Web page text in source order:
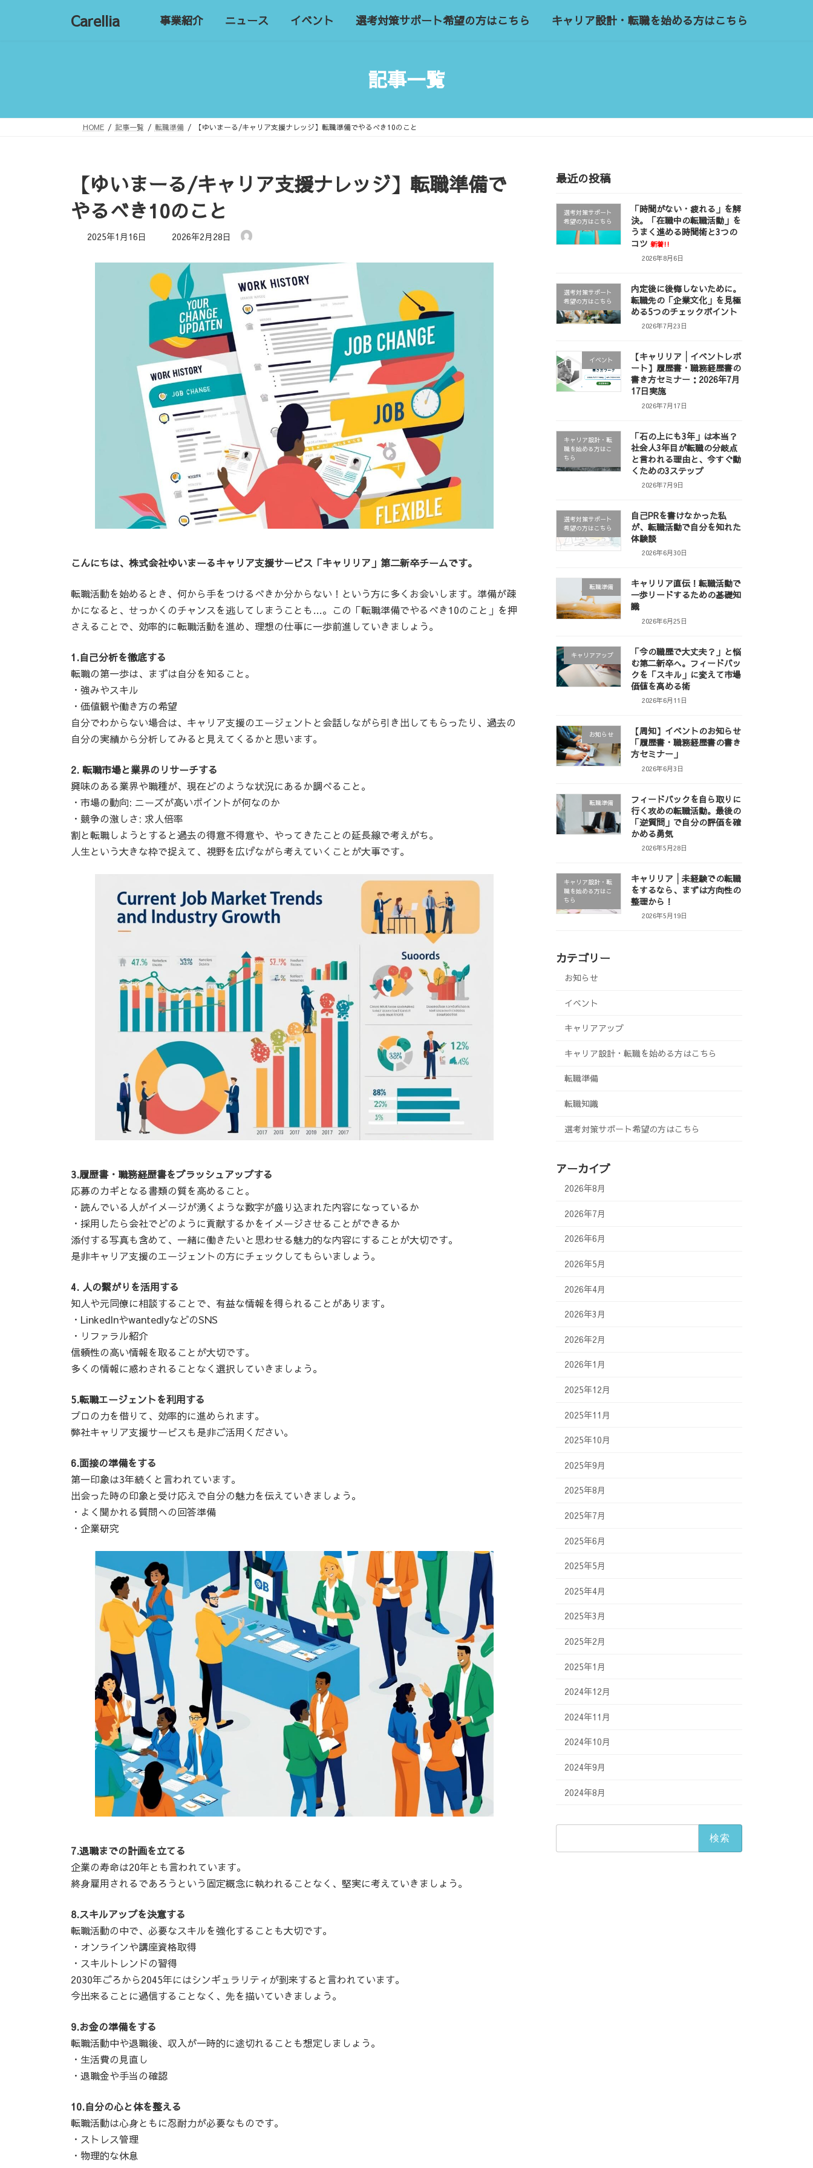
ッ
移
Carellia 事業紹介 ニュース イベント 選考対策サポート希望の方はこちら キャリア設計・転職を始める方はこちら
記事一覧
HOME 記事一覧 転職準備 【ゆいまーる/キャリア支援ナレッジ】転職準備でやるべき10のこと
【ゆいまーる/キャリア支援ナレッジ】転職準備で
やるべき10のこと
2025年1月16日
最
日
時
2026年2月28日
こんにちは、株式会社ゆいまーるキャリア支援サービス「キャリリア」第二新卒チームです。
転職活動を始めるとき、何から手をつけるべきか分からない！という方に多くお会いします。準備が疎
かになると、せっかくのチャンスを逃してしまうことも…。この「転職準備でやるべき10のこと」を押
さえることで、効率的に転職活動を進め、理想の仕事に一歩前進していきましょう。
1.自己分析を徹底する
転職の第一歩は、まずは自分を知ること。
・強みやスキル
・価値観や働き方の希望
自分でわからない場合は、キャリア支援のエージェントと会話しながら引き出してもらったり、過去の
自分の実績から分析してみると見えてくるかと思います。
2. 転職市場と業界のリサーチする
興味のある業界や職種が、現在どのような状況にあるか調べること。
・市場の動向: ニーズが高いポイントが何なのか
・競争の激しさ: 求人倍率
割と転職しようとすると過去の得意不得意や、やってきたことの延長線で考えがち。
人生という大きな枠で捉えて、視野を広げながら考えていくことが大事です。
3.履歴書・職務経歴書をブラッシュアップする
応募のカギとなる書類の質を高めること。
・読んでいる人がイメージが湧くような数字が盛り込まれた内容になっているか
・採用したら会社でどのように貢献するかをイメージさせることができるか
添付する写真も含めて、一緒に働きたいと思わせる魅力的な内容にすることが大切です。
是非キャリア支援のエージェントの方にチェックしてもらいましょう。
4. 人の繋がりを活用する
知人や元同僚に相談することで、有益な情報を得られることがあります。
・LinkedInやwantedlyなどのSNS
・リファラル紹介
信頼性の高い情報を取ることが大切です。
多くの情報に惑わされることなく選択していきましょう。
5.転職エージェントを利用する
プロの力を借りて、効率的に進められます。
弊社キャリア支援サービスも是非ご活用ください。
6.面接の準備をする
第一印象は3年続くと言われています。
出会った時の印象と受け応えで自分の魅力を伝えていきましょう。
・よく聞かれる質問への回答準備
・企業研究
7.退職までの計画を立てる
企業の寿命は20年とも言われています。
終身雇用されるであろうという固定概念に執われることなく、堅実に考えていきましょう。
8.スキルアップを決意する
転職活動の中で、必要なスキルを強化することも大切です。
・オンラインや講座資格取得
・スキルトレンドの習得
2030年ごろから2045年にはシンギュラリティが到来すると言われています。
今出来ることに過信することなく、先を描いていきましょう。
9.お金の準備をする
転職活動中や退職後、収入が一時的に途切れることも想定しましょう。
・生活費の見直し
・退職金や手当の確認
10.自分の心と体を整える
転職活動は心身ともに忍耐力が必要なものです。
・ストレス管理
・物理的な休息
最近の投稿
選考対策サポート
希望の方はこちら
「時間がない・疲れる」を解
決。「在職中の転職活動」を
うまく進める時間術と3つの
コツ 新着!!
2026年8月6日
選考対策サポート
希望の方はこちら
内定後に後悔しないために。
転職先の「企業文化」を見極
める5つのチェックポイント
2026年7月23日
イベント
【キャリリア│イベントレポ
ート】履歴書・職務経歴書の
書き方セミナー：2026年7月
17日実施
2026年7月17日
キャリア設計・転
職を始める方はこ
ちら
「石の上にも3年」は本当？
社会人3年目が転職の分岐点
と言われる理由と、今すぐ動
くための3ステップ
2026年7月9日
選考対策サポート
希望の方はこちら
自己PRを書けなかった私
が、転職活動で自分を知れた
体験談
2026年6月30日
転職準備
キャリリア直伝！転職活動で
一歩リードするための基礎知
識
2026年6月25日
キャリアアップ
「今の職歴で大丈夫？」と悩
む第二新卒へ。フィードバッ
クを「スキル」に変えて市場
価値を高める術
2026年6月11日
お知らせ
【周知】イベントのお知らせ
「履歴書・職務経歴書の書き
方セミナー」
2026年6月3日
転職準備
フィードバックを自ら取りに
行く攻めの転職活動。最後の
「逆質問」で自分の評価を確
かめる勇気
2026年5月28日
キャリア設計・転
職を始める方はこ
ちら
キャリリア│未経験での転職
をするなら、まずは方向性の
整理から！
2026年5月19日
カテゴリー
お知らせ
イベント
キャリアアップ
キャリア設計・転職を始める方はこちら
転職準備
転職知識
選考対策サポート希望の方はこちら
アーカイブ
2026年8月
2026年7月
2026年6月
2026年5月
2026年4月
2026年3月
2026年2月
2026年1月
2025年12月
2025年11月
2025年10月
2025年9月
2025年8月
2025年7月
2025年6月
2025年5月
2025年4月
2025年3月
2025年2月
2025年1月
2024年12月
2024年11月
2024年10月
2024年9月
2024年8月